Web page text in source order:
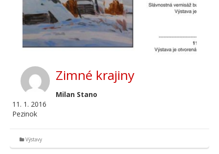
Zimné krajiny
Milan Stano
11. 1. 2016
Pezinok
Výstavy